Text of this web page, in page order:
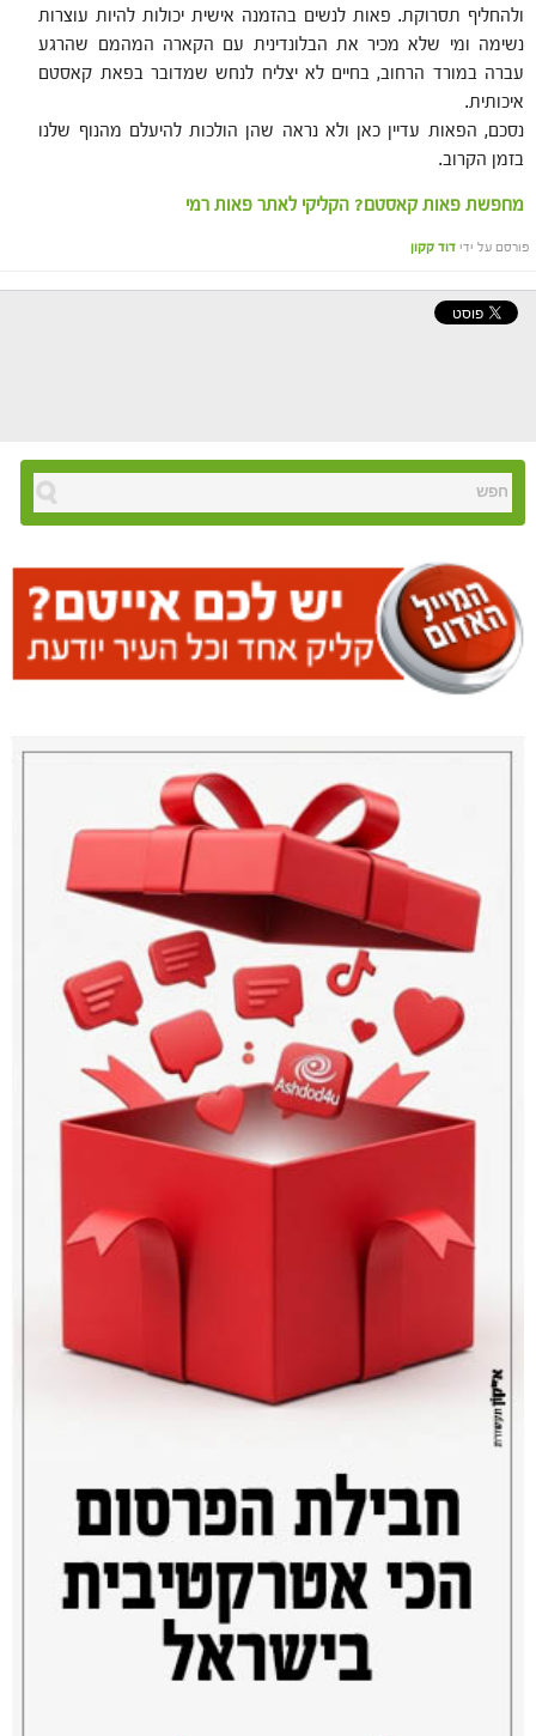
ולהחליף תסרוקת. פאות לנשים בהזמנה אישית יכולות להיות עוצרות
נשימה ומי שלא מכיר את הבלונדינית עם הקארה המהמם שהרגע
עברה במורד הרחוב, בחיים לא יצליח לנחש שמדובר בפאת קאסטם
איכותית.
נסכם, הפאות עדיין כאן ולא נראה שהן הולכות להיעלם מהנוף שלנו
בזמן הקרוב.
מחפשת פאות קאסטם? הקליקי לאתר פאות רמי
פורסם על ידי דוד קקון